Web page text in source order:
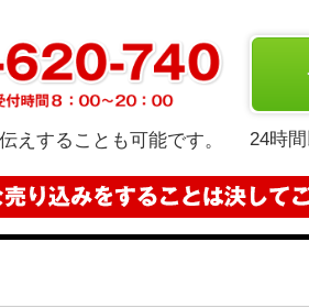
えすることも可能です。 24時